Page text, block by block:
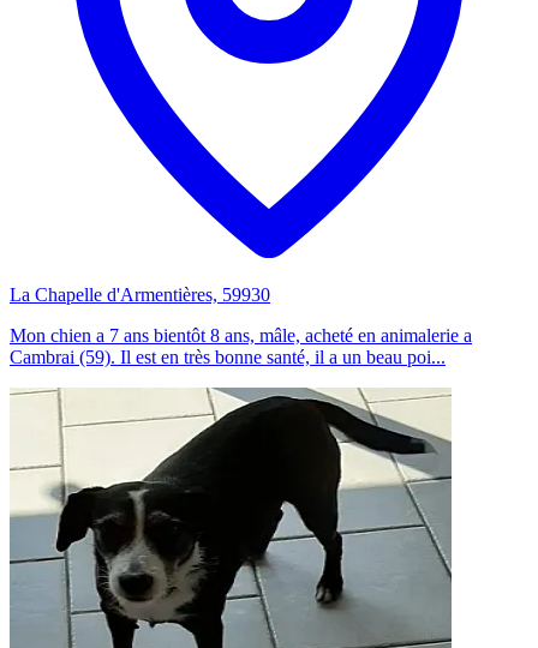
La Chapelle d'Armentières, 59930
Mon chien a 7 ans bientôt 8 ans, mâle, acheté en animalerie a
Cambrai (59). Il est en très bonne santé, il a un beau poi...